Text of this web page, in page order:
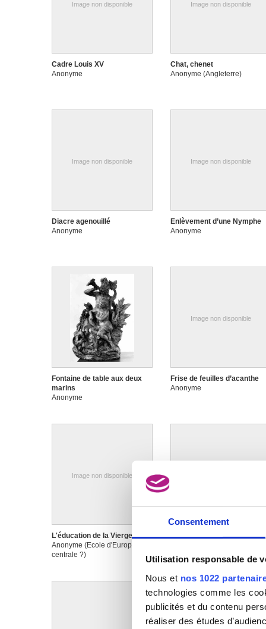
Consentement
Utilisation responsable de
Nous et nos 1022
technologies comme les
publicités et du contenu
réaliser des études
Image non disponible
Cadre Louis XV
Anonyme
Image non disponible
Chat, chenet
Anonyme (Angleterre)
Image non disponible
Diacre agenouillé
Anonyme
Image non disponible
Enlèvement d’une Nymphe
Anonyme
Fontaine de table aux deux
marins
Anonyme
Image non disponible
Frise de feuilles d’acanthe
Anonyme
Image non disponible
L'éducation de la Vierge
Anonyme (Ecole d'Europe
centrale ?)
La profanation des saintes
Anonyme (Ecole des Pays-Bas
méridionaux)